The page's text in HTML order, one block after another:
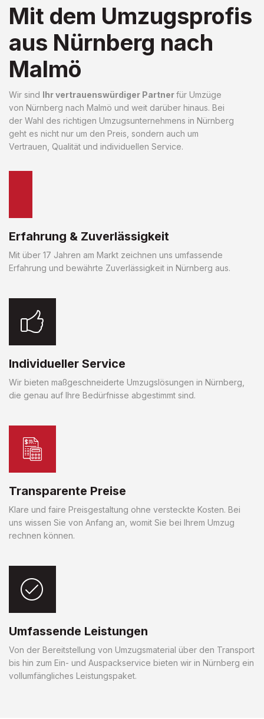
Mit dem Umzugsprofis
aus Nürnberg nach
Malmö
Wir sind Ihr vertrauenswürdiger Partnerfür Umzüge
von Nürnberg nach Malmö und weit darüber hinaus. Bei
der Wahl des richtigen Umzugsunternehmens in Nürnberg
geht es nicht nur um den Preis, sondern auch um
Vertrauen, Qualität und individuellen Service.
Erfahrung & Zuverlässigkeit
Mit über 17 Jahren am Markt zeichnen uns umfassende
Erfahrung und bewährte Zuverlässigkeit in Nürnberg aus.
Individueller Service
Wir bieten maßgeschneiderte Umzugslösungen in Nürnberg,
die genau auf Ihre Bedürfnisse abgestimmt sind.
Transparente Preise
Klare und faire Preisgestaltung ohne versteckte Kosten. Bei
uns wissen Sie von Anfang an, womit Sie bei Ihrem Umzug
rechnen können.
Umfassende Leistungen
Von der Bereitstellung von Umzugsmaterial über den Transport
bis hin zum Ein- und Auspackservice bieten wir in Nürnberg ein
vollumfängliches Leistungspaket.